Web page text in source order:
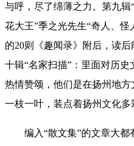
与呼，尽了绵薄之力。第九辑
花大王”季之光先生“奇人、
的20则《趣闻录》附后，读后
十辑“名家扫描”： 里面对历史
热情赞颂，他们是在扬州地方
一枝一叶，装点着扬州文化多
编入“散文集”的文章大